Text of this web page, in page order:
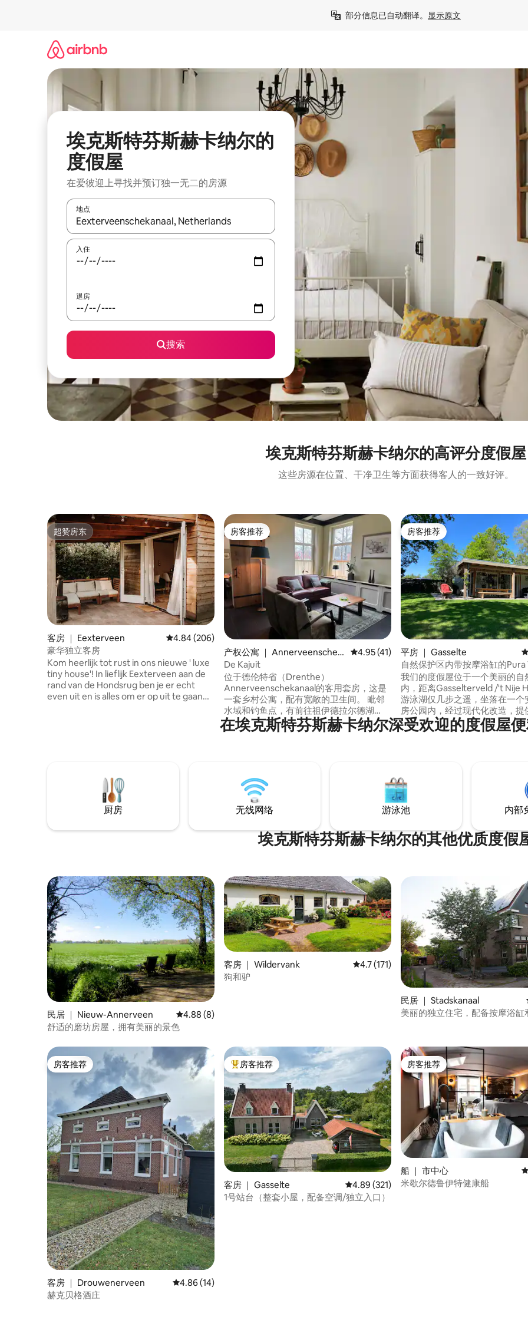
部分信息已自动翻译。 显示原文
埃克斯特芬斯赫卡纳尔的
度假屋
在爱彼迎上寻找并预订独一无二的房源
地点
如有搜索结果，请使用上下方向键查看，或通过点击或滑动手势浏览。
入住
退房
搜索
埃克斯特芬斯赫卡纳尔的高评分度假屋
这些房源在位置、干净卫生等方面获得客人的一致好评。
超赞房东
超赞房东
客房 ｜ Eexterveen 平均评分 4.84 分（满分 5 分），共 206 条评价
4.84 (206)
豪华独立客房
Kom heerlijk tot rust in ons nieuwe ' luxe
tiny house'! In lieflijk Eexterveen aan de
rand van de Hondsrug ben je er echt
even uit en is alles om er op uit te gaan
Bekijk hiervoor zeker ook de reisgids. Wij,
Nathanael, Pauline, Grace (5) en Sarelie
(0) heten je van harte welkom!
房客推荐
房客推荐
产权公寓 ｜ Annerveenschek
anaal
平均评分 4.95 分（满分 5 分），共 41 条评价
4.95 (41)
De Kajuit
位于德伦特省（Drenthe）
Annerveenschekanaal的客用套房，这是
一套乡村公寓，配有宽敞的卫生间。 毗邻
水域和钓鱼点，有前往祖伊德拉尔德湖
（Zuidlaardermeer）的航行路线。 位于
祖伊德拉伦（Zuidlaren）附近（8.1 公
可以使用烧烤。 还提供收费的电动自行车/
摩托艇，有美丽的自行车骑行路线。 附近
有很棒的游乐园
房客推荐
房客推荐
平房 ｜ Gasselte
自然保护区内带按摩浴缸的Pura
我们的度假屋位于一个美丽的自
内，距离Gasselterveld /'t Nije
游泳湖仅几步之遥，坐落在一个
房公园内，经过现代化改造，提
私人空间，阳光充足，阴凉处也
为了让您放松身心，我们在阳台
在我们美丽的围栏式私人花园中
欣赏到多种鸟类。
在埃克斯特芬斯赫卡纳尔深受欢迎的度假屋
厨房 无线网络 游泳池 内部
埃克斯特芬斯赫卡纳尔的其他优质度假
民居 ｜ Nieuw-Annerveen 平均评分 4.88 分（满分 5 分），共 8 条评价
4.88 (8)
舒适的磨坊房屋，拥有美丽的景色
客房 ｜ Wildervank 平均评分 4.7 分（满分 5 分），共 171 条评价
4.7 (171)
狗和驴
民居 ｜ Stadskanaal
美丽的独立住宅，配备按摩浴缸
房客推荐
房客推荐
客房 ｜ Drouwenerveen 平均评分 4.86 分（满分 5 分），共 14 条评价
4.86 (14)
赫克贝格酒庄
热门「房客推荐」
房客推荐
客房 ｜ Gasselte 平均评分 4.89 分（满分 5 分），共 321 条评价
4.89 (321)
1号站台（整套小屋，配备空调/独立入口）
房客推荐
房客推荐
船 ｜ 市中心
米歇尔德鲁伊特健康船